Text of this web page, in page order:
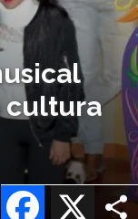
cultura
X
Facebook